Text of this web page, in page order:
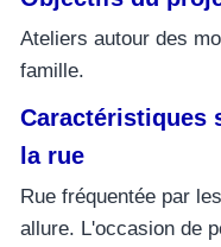
Ateliers autour des
famille.
Caractéristiques
la rue
Rue fréquentée par
allure. L'occasion de